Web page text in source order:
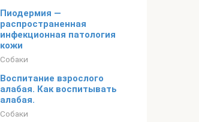
Пиодермия —
распространенная
инфекционная патология
кожи
Собаки
Воспитание взрослого
алабая. Как воспитывать
алабая.
Собаки